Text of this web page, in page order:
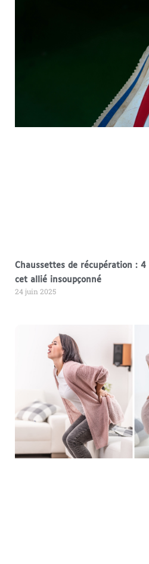
Chaussettes de récupération :
cet allié insoupçonné
24 juin 2025